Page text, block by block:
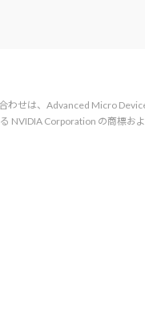
せは、Advanced Micro
NVIDIA Corporation の商標